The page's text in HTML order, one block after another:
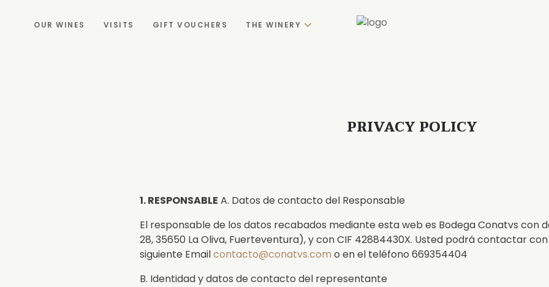
OUR WINES VISITS GIFT VOUCHERS THE WINERY
PRIVACY POLICY
1. RESPONSABLE A. Datos de contacto del Responsable
El responsable de los datos recabados mediante esta web es Bodega Conatvs con
28, 35650 La Oliva, Fuerteventura), y con CIF 42884430X. Usted podrá contactar
siguiente Emailcontacto@conatvs.com o en el teléfono 669354404
B. Identidad y datos de contacto del representante